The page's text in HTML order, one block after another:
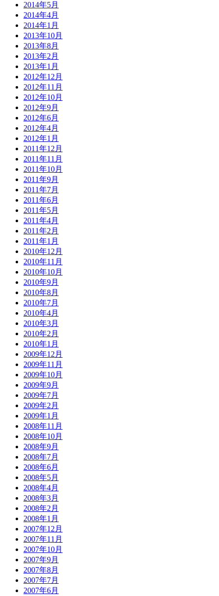
2014年5月
2014年4月
2014年1月
2013年10月
2013年8月
2013年2月
2013年1月
2012年12月
2012年11月
2012年10月
2012年9月
2012年6月
2012年4月
2012年1月
2011年12月
2011年11月
2011年10月
2011年9月
2011年7月
2011年6月
2011年5月
2011年4月
2011年2月
2011年1月
2010年12月
2010年11月
2010年10月
2010年9月
2010年8月
2010年7月
2010年4月
2010年3月
2010年2月
2010年1月
2009年12月
2009年11月
2009年10月
2009年9月
2009年7月
2009年2月
2009年1月
2008年11月
2008年10月
2008年9月
2008年7月
2008年6月
2008年5月
2008年4月
2008年3月
2008年2月
2008年1月
2007年12月
2007年11月
2007年10月
2007年9月
2007年8月
2007年7月
2007年6月